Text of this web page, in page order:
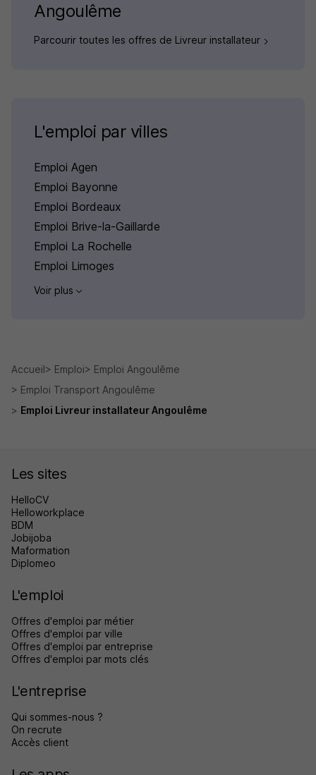
Angoulême
Parcourir toutes les offres de Livreur installateur
L'emploi par villes
Emploi Agen
Emploi Bayonne
Emploi Bordeaux
Emploi Brive-la-Gaillarde
Emploi La Rochelle
Emploi Limoges
Voir plus
Accueil Emploi
Emploi Angoulême
Emploi Transport Angoulême
Emploi Livreur installateur Angoulême
Les sites
HelloCV
Helloworkplace
BDM
Jobijoba
Maformation
Diplomeo
L'emploi
Offres d'emploi par métier
Offres d'emploi par ville
Offres d'emploi par entreprise
Offres d'emploi par mots clés
L'entreprise
Qui sommes-nous ?
On recrute
Accès client